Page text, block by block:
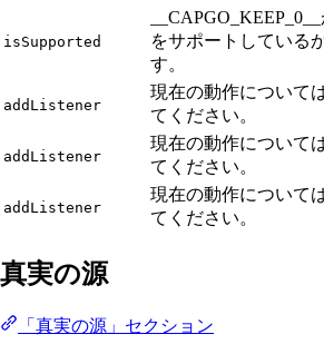
isSupported
をサポートしている
す。
addListener
現在の動作について
てください。
addListener
現在の動作について
てください。
addListener
現在の動作について
てください。
真実の源
「真実の源」セクション